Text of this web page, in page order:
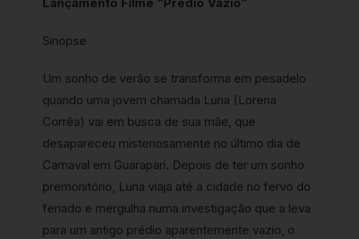
Sinopse
Um sonho de verão se transforma em pesadelo
quando uma jovem chamada Luna (Lorena
Corrêa) vai em busca de sua mãe, que
desapareceu misteriosamente no último dia de
Carnaval em Guarapari. Depois de ter um sonho
premonitório, Luna viaja até a cidade no fervo do
feriado e mergulha numa investigação que a leva
para um antigo prédio aparentemente vazio, o